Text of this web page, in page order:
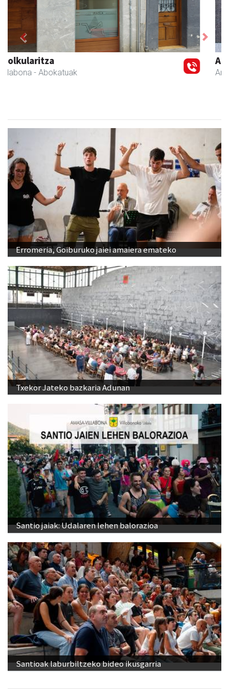
Amasa kafetegia
Amasa-Villabona - Gozotegiak
Previous Next
Erromeria, Goiburuko jaiei amaiera emateko
Txekor Jateko bazkaria Adunan
Santio jaiak: Udalaren lehen balorazioa
Santioak laburbiltzeko bideo ikusgarria